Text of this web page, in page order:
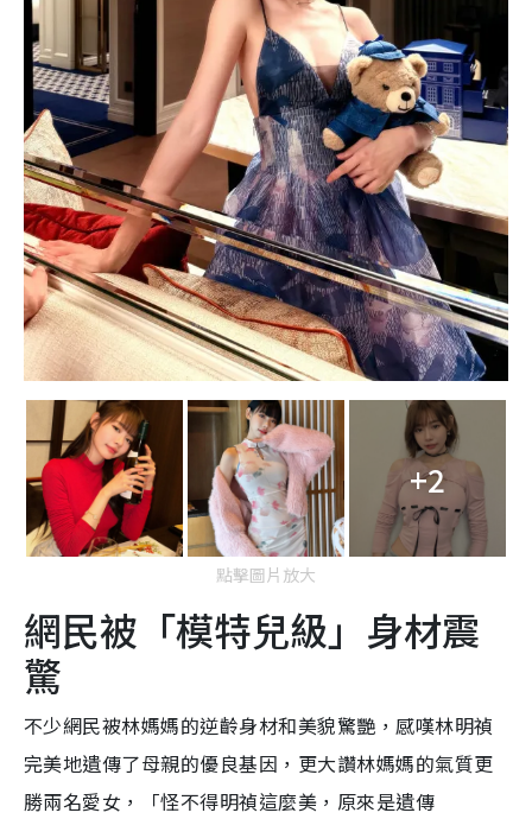
+2
點擊圖片放大
網民被「模特兒級」身材震
驚
不少網民被林媽媽的逆齡身材和美貌驚艷，感嘆林明禎
完美地遺傳了母親的優良基因，更大讚林媽媽的氣質更
勝兩名愛女，「怪不得明禎這麼美，原來是遺傳